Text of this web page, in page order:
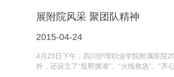
展附院风采 聚团队精神
2015-04-24
4月23日下午，四川护理职业学院附属医院
外，还设立了“投靶掷准”、“火线救急”、“